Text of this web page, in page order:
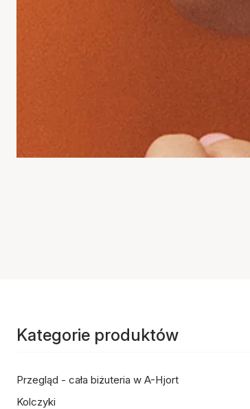
Kategorie produktów
Przegląd - cała biżuteria w A-Hjort
Kolczyki